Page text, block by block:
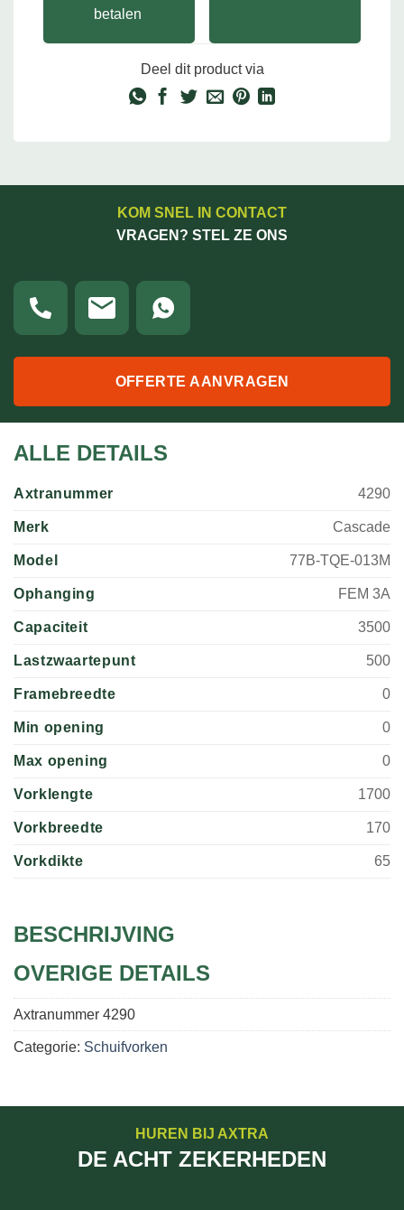
betalen
Deel dit product via
KOM SNEL IN CONTACT
VRAGEN? STEL ZE ONS
OFFERTE AANVRAGEN
ALLE DETAILS
Axtranummer 4290
Merk Cascade
Model 77B-TQE-013M
Ophanging FEM 3A
Capaciteit 3500
Lastzwaartepunt 500
Framebreedte 0
Min opening 0
Max opening 0
Vorklengte 1700
Vorkbreedte 170
Vorkdikte 65
BESCHRIJVING
OVERIGE DETAILS
Axtranummer 4290
Categorie: Schuifvorken
HUREN BIJ AXTRA
DE ACHT ZEKERHEDEN